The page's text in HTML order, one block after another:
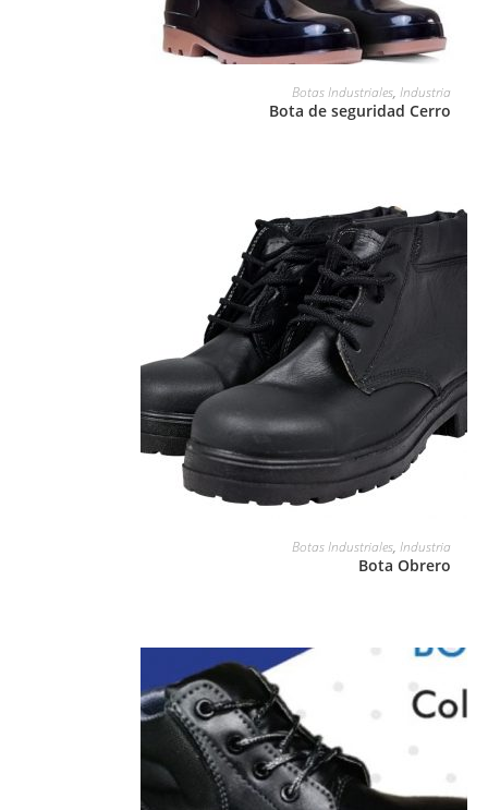
Botas Industriales,Industria
Bota de seguridad Cerro
Botas Industriales,Industria
Bota Obrero